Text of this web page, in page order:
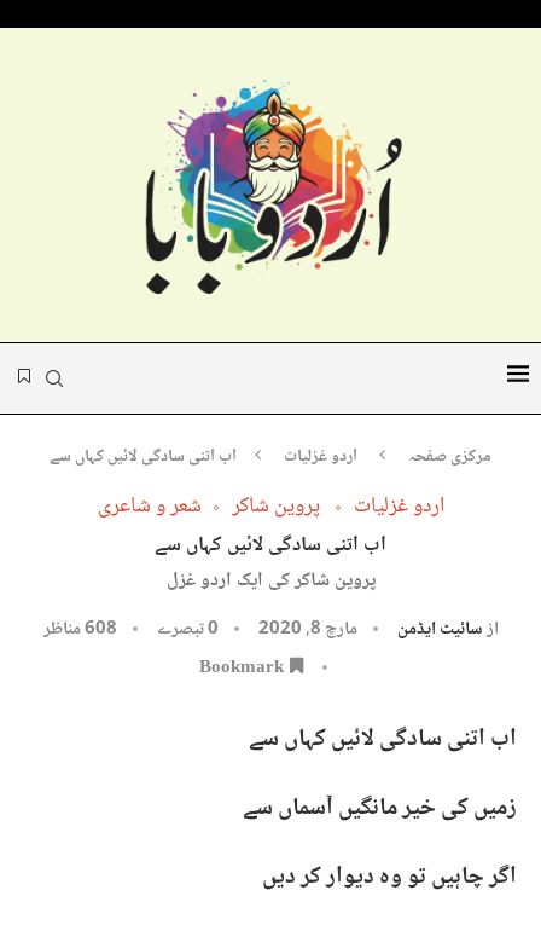
مرکزی صفحہ اردو غزلیات اب اتنی سادگی لائیں کہاں سے
اردو غزلیات پروین شاکر شعر و شاعری
اب اتنی سادگی لائیں کہاں سے
پروین شاکر کی ایک اردو غزل
ازسائیٹ ایڈمن مارچ 8, 2020 0 تبصرے 608مناظر
Bookmark
اب اتنی سادگی لائیں کہاں سے
زمیں کی خیر مانگیں آسماں سے
اگر چاہیں تو وہ دیوار کر دیں